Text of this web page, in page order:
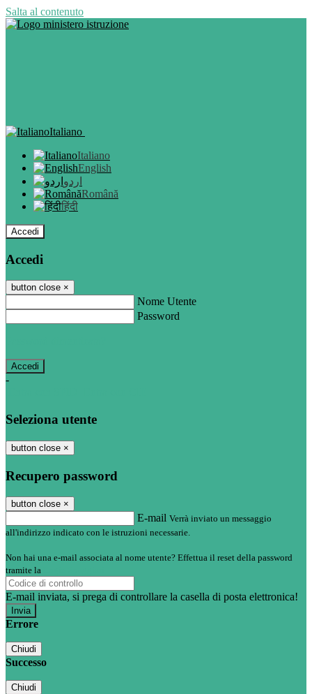
Salta al contenuto
Italiano
Italiano
English
اردو
Română
हिंदी
Accedi
Accedi
button close ×
Nome Utente
Password
-
Seleziona utente
button close ×
Recupero password
button close ×
E-mail Verrà inviato un messaggio
all'indirizzo indicato con le istruzioni necessarie.
Non hai una e-mail associata al nome utente? Effettua il reset della password
tramite la
E-mail inviata, si prega di controllare la casella di posta elettronica!
Errore
Chiudi
Successo
Chiudi